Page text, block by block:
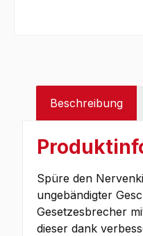
Beschreibung
Spüre den
ungebändigter
Gesetzesbrecher
dieser dank